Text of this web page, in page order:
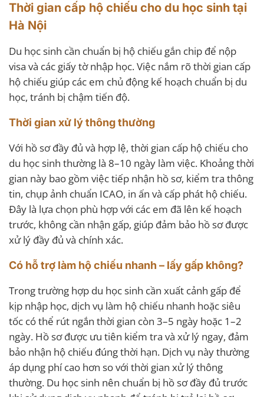
Thời gian cấp hộ chiếu cho du học sinh tại
Hà Nội
Du học sinh cần chuẩn bị hộ chiếu gắn chip để nộp
visa và các giấy tờ nhập học. Việc nắm rõ thời gian cấp
hộ chiếu giúp các em chủ động kế hoạch chuẩn bị du
học, tránh bị chậm tiến độ.
Thời gian xử lý thông thường
Với hồ sơ đầy đủ và hợp lệ, thời gian cấp hộ chiếu cho
du học sinh thường là 8–10 ngày làm việc. Khoảng thời
gian này bao gồm việc tiếp nhận hồ sơ, kiểm tra thông
tin, chụp ảnh chuẩn ICAO, in ấn và cấp phát hộ chiếu.
Đây là lựa chọn phù hợp với các em đã lên kế hoạch
trước, không cần nhận gấp, giúp đảm bảo hồ sơ được
xử lý đầy đủ và chính xác.
Có hỗ trợ làm hộ chiếu nhanh – lấy gấp không?
Trong trường hợp du học sinh cần xuất cảnh gấp để
kịp nhập học, dịch vụ làm hộ chiếu nhanh hoặc siêu
tốc có thể rút ngắn thời gian còn 3–5 ngày hoặc 1–2
ngày. Hồ sơ được ưu tiên kiểm tra và xử lý ngay, đảm
bảo nhận hộ chiếu đúng thời hạn. Dịch vụ này thường
áp dụng phí cao hơn so với thời gian xử lý thông
thường. Du học sinh nên chuẩn bị hồ sơ đầy đủ trước